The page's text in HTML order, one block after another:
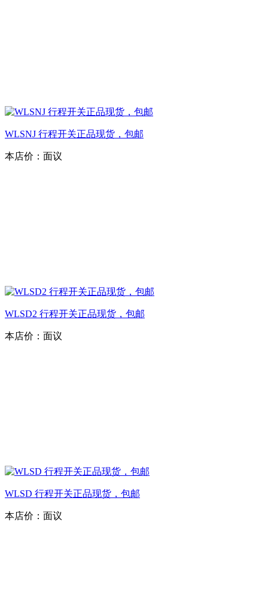
WLSNJ 行程开关正品现货，包邮
本店价： 面议
WLSD2 行程开关正品现货，包邮
本店价： 面议
WLSD 行程开关正品现货，包邮
本店价： 面议